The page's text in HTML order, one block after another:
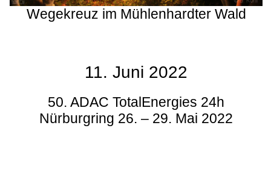
Wegekreuz im Mühlenhardter Wald
11. Juni 2022
50. ADAC TotalEnergies 24h
Nürburgring 26. – 29. Mai 2022